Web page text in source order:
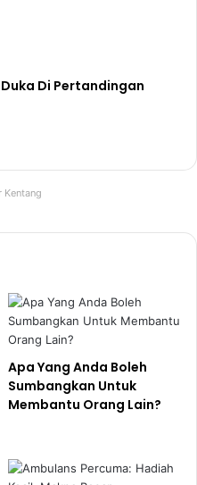
Di Pertandingan
Kentang
Apa Yang Anda Boleh
Sumbangkan Untuk
Membantu Orang Lain?